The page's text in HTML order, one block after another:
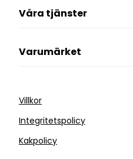
Våra tjänster
Varumärket
Villkor
Integritetspolicy
Kakpolicy